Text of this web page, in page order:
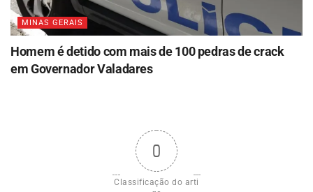
MINAS GERAIS
Homem é detido com mais de 100 pedras de crack
em Governador Valadares
0
Classificação do arti